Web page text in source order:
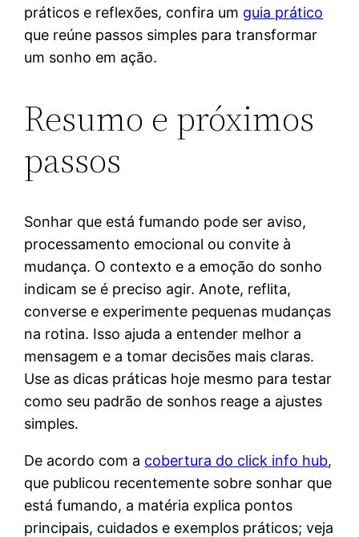
práticos e reflexões, confira um guia prático
que reúne passos simples para transformar
um sonho em ação.
Resumo e próximos
passos
Sonhar que está fumando pode ser aviso,
processamento emocional ou convite à
mudança. O contexto e a emoção do sonho
indicam se é preciso agir. Anote, reflita,
converse e experimente pequenas mudanças
na rotina. Isso ajuda a entender melhor a
mensagem e a tomar decisões mais claras.
Use as dicas práticas hoje mesmo para testar
como seu padrão de sonhos reage a ajustes
simples.
De acordo com a cobertura do click info hub,
que publicou recentemente sobre sonhar que
está fumando, a matéria explica pontos
principais, cuidados e exemplos práticos; veja